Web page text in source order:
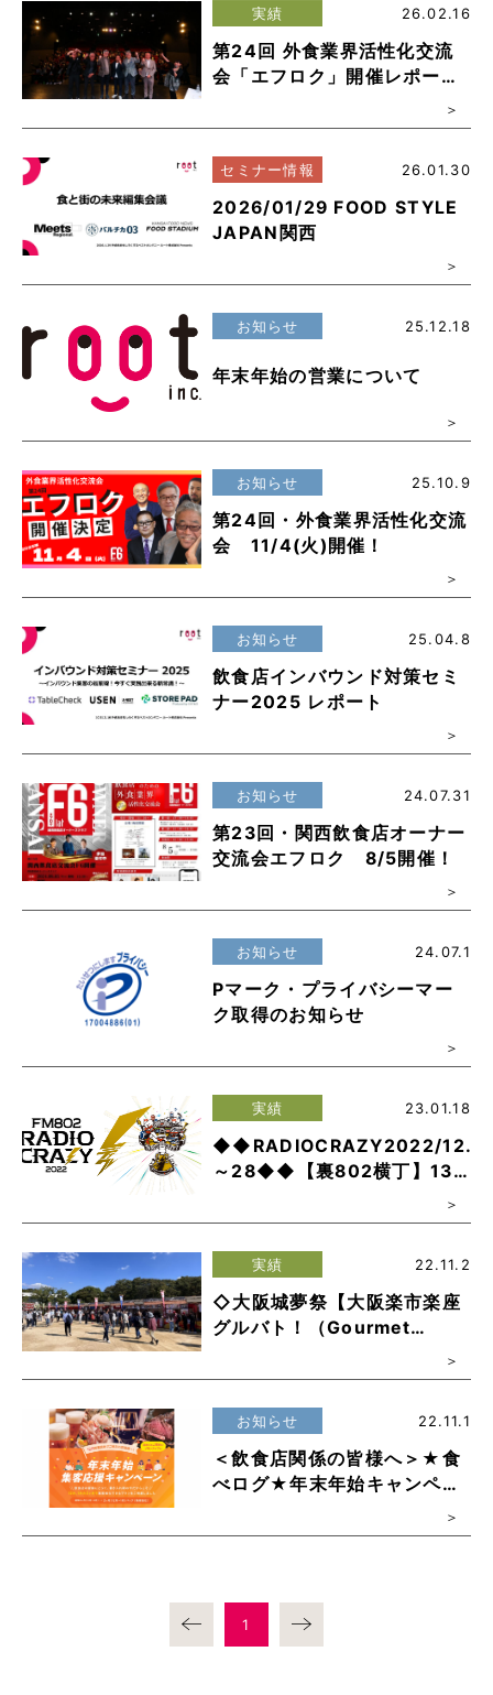
実績 26.02.16
第24回 外食業界活性化交流
会「エフロク」開催レポート
て世界へ。成長の壁を突破す
る未来戦略～
セミナー情報 26.01.30
2026/01/29 FOOD STYLE
JAPAN関西
お知らせ 25.12.18
年末年始の営業について
お知らせ 25.10.9
第24回・外食業界活性化交流
会 11/4(火)開催！
お知らせ 25.04.8
飲食店インバウンド対策セミ
ナー2025 レポート
お知らせ 24.07.31
第23回・関西飲食店オーナー
交流会エフロク 8/5開催！
お知らせ 24.07.1
Pマーク・プライバシーマー
ク取得のお知らせ
実績 23.01.18
◆◆RADIOCRAZY2022/
～28◆◆【裏802横丁】13
実績 22.11.2
◇大阪城夢祭【大阪楽市楽座
グルバト！（Gourmet
Battle）～キタvsミナミ～】
開催しました！！◇
お知らせ 22.11.1
＜飲食店関係の皆様へ＞★食
べログ★年末年始キャンペー
1